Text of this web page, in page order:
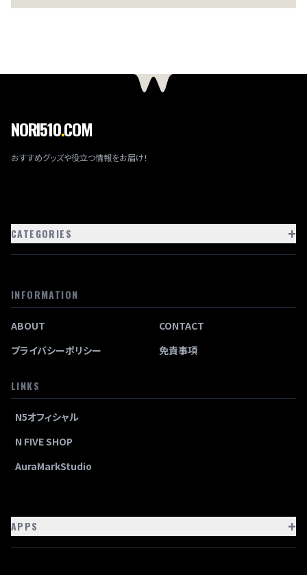
NORI510.COM
おすすめグッズや役立つ情報をお届け！
CATEGORIES +
INFORMATION
ABOUT
CONTACT
プライバシーポリシー
免責事項
LINKS
N5オフィシャル
N FIVE SHOP
AuraMarkStudio
APPS +